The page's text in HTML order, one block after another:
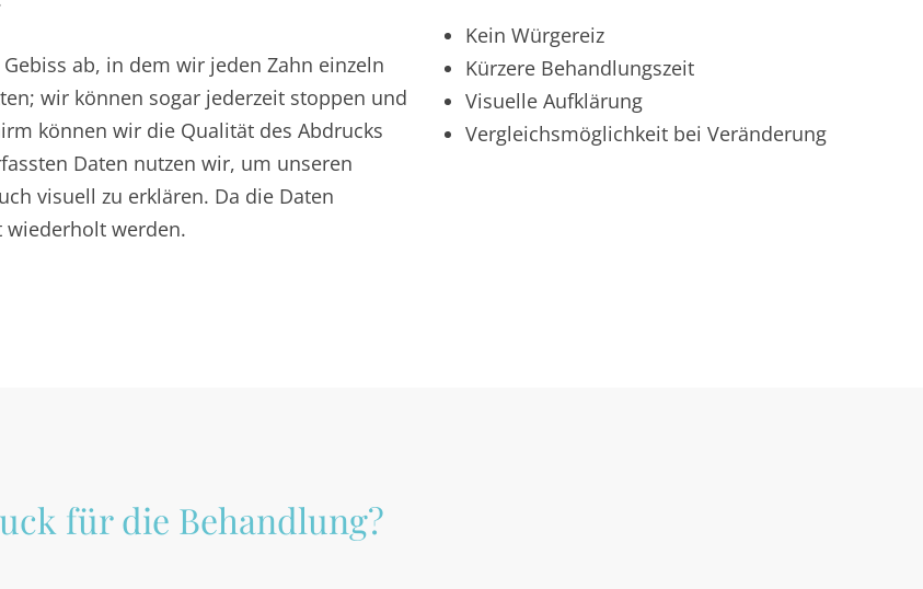
ab, in dem wir jeden Zahn einzeln
wir können sogar jederzeit stoppen und
können wir die Qualität des Abdrucks
Daten nutzen wir, um unseren
visuell zu erklären. Da die Daten
wiederholt werden.
Kein Würgereiz
Kürzere Behandlungszeit
Visuelle Aufklärung
Vergleichsmöglichkeit bei Veränderung
für die Behandlung?